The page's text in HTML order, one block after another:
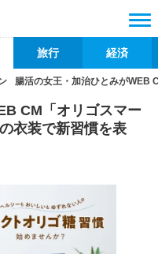
旅行 経済
腸活の女王・加治ひとみがWEB
CM「オリゴスマー
衣装で新習慣を表